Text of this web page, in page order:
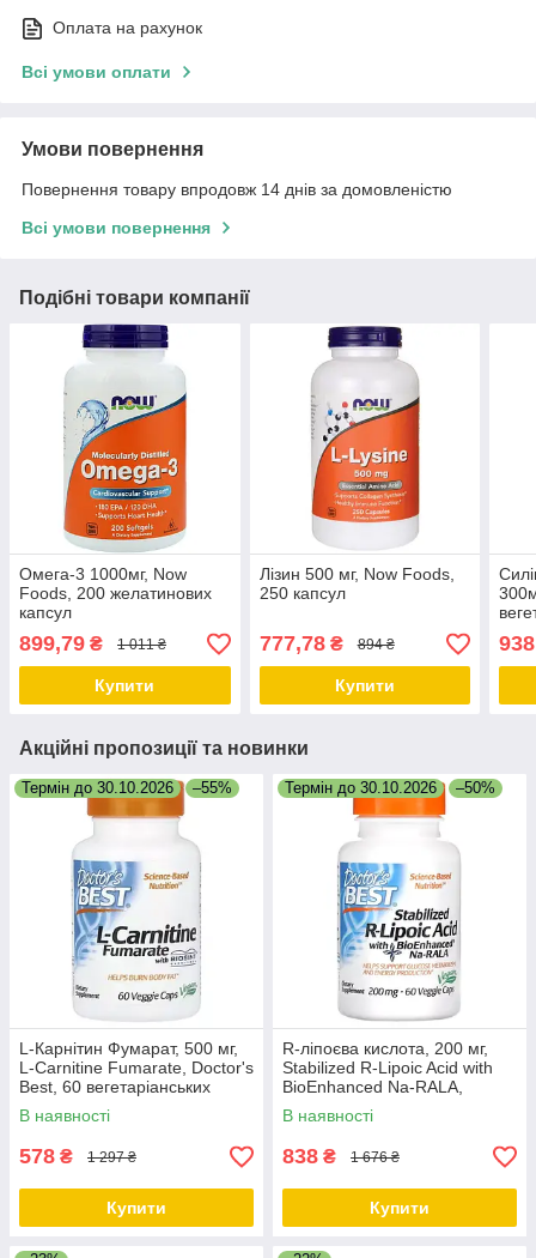
Оплата на рахунок
Всі умови оплати
Умови повернення
Повернення товару впродовж 14 днів за домовленістю
Всі умови повернення
Подібні товари компанії
Омега-3 1000мг, Now
Foods, 200 желатинових
капсул
899,79 ₴ 1 011 ₴
Купити
Лізин 500 мг, Now Foods,
250 капсул
777,78₴ 894 ₴
Купити
Акційні пропозиції та новинки
Термін до 30.10.2026 –55%
L-Карнітин Фумарат, 500 мг,
L-Carnitine Fumarate, Doctor's
Best, 60 вегетаріанських
капсул
В наявності
578 ₴ 1 297 ₴
Купити
Термін до 30.10.2026 –50%
R-ліпоєва кислота, 200 мг,
Stabilized R-Lipoic Acid with
BioEnhanced Na-RALA,
Doctor's Best, 60
вегетаріанських капсул
В наявності
838 ₴ 1 676 ₴
Купити